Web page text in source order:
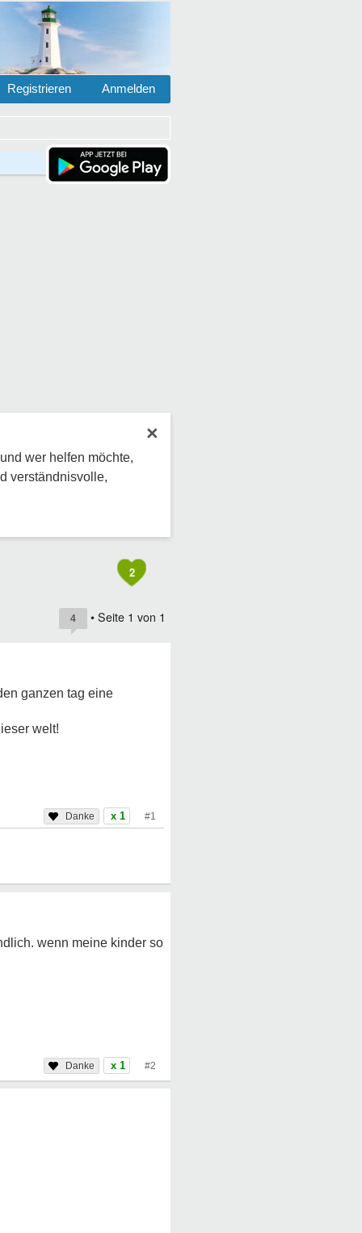
Anmelden
Registrieren
×
wer helfen möchte,
verständnisvolle,
2
4 • Seite 1 von 1
ganzen tag eine
welt!
x 1 #1
wenn meine kinder so
x 1 #2